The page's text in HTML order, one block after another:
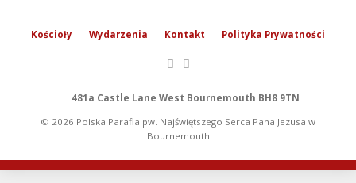
Kościoły Wydarzenia Kontakt Polityka Prywatności
481a Castle Lane West Bournemouth BH8 9TN
© 2026 Polska Parafia pw. Najświętszego Serca Pana Jezusa w
Bournemouth